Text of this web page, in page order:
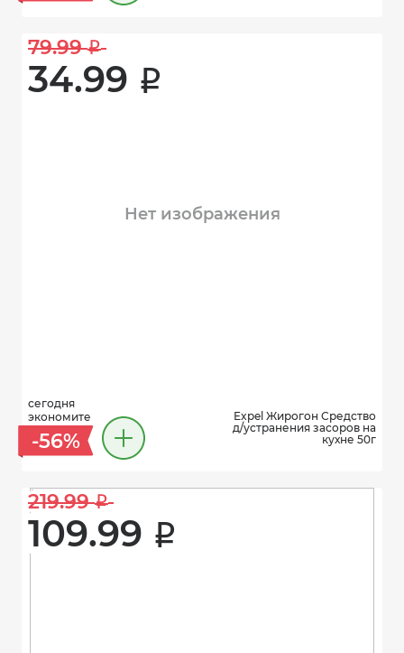
79.99 i
34.99 i
Нет изображения
сегодня
экономите
-56%
Expel Жирогон Средство
д/устранения засоров на
кухне 50г
219.99 i
109.99 i